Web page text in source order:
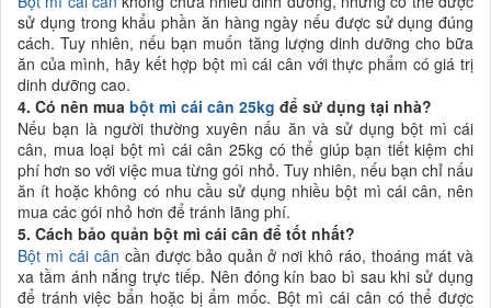
sử dụng trong khẩu phần ăn hàng ngày nếu được sử dụng đúng
cách. Tuy nhiên, nếu bạn muốn tăng lượng dinh dưỡng cho bữa
ăn của mình, hãy kết hợp bột mì cái cân với thực phẩm có giá trị
dinh dưỡng cao.
4. Có nên mua bột mì cái cân 25kg để sử dụng tại nhà?
Nếu bạn là người thường xuyên nấu ăn và sử dụng bột mì cái
cân, mua loại bột mì cái cân 25kg có thể giúp bạn tiết kiệm chi
phí hơn so với việc mua từng gói nhỏ. Tuy nhiên, nếu bạn chỉ nấu
ăn ít hoặc không có nhu cầu sử dụng nhiều bột mì cái cân, nên
mua các gói nhỏ hơn để tránh lãng phí.
5. Cách bảo quản bột mì cái cân để tốt nhất?
Bột mì cái cân cần được bảo quản ở nơi khô ráo, thoáng mát và
xa tầm ánh nắng trực tiếp. Nên đóng kín bao bì sau khi sử dụng
để tránh việc bẩn hoặc bị ẩm mốc. Bột mì cái cân có thể được